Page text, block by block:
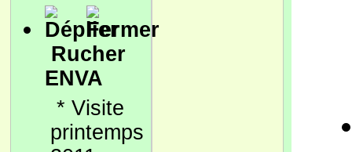
Rucher
ENVA
* Visite
printemps